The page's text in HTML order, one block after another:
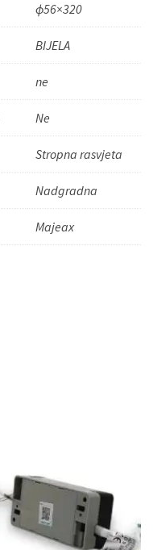
ɸ56×320
BIJELA
ne
Ne
Stropna rasvjeta
Nadgradna
Majeax